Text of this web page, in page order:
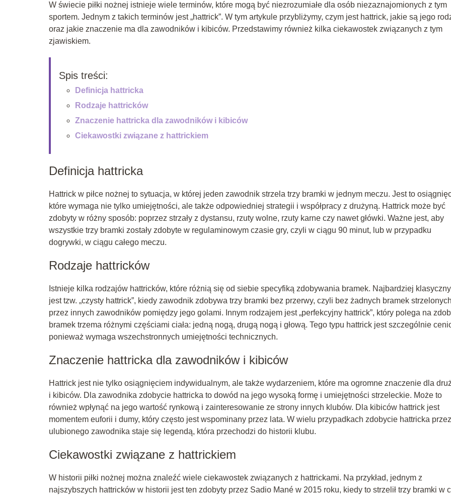
W świecie piłki nożnej istnieje wiele terminów, które mogą być niezrozumiałe dla osób niezaznajomionych z tym
sportem. Jednym z takich terminów jest „hattrick”. W tym artykule przybliżymy, czym jest hattrick, jakie są jego
oraz jakie znaczenie ma dla zawodników i kibiców. Przedstawimy również kilka ciekawostek związanych z tym
zjawiskiem.
Spis treści:
Definicja hattricka
Rodzaje hattricków
Znaczenie hattricka dla zawodników i kibiców
Ciekawostki związane z hattrickiem
Definicja hattricka
Hattrick w piłce nożnej to sytuacja, w której jeden zawodnik strzela trzy bramki w jednym meczu. Jest to
które wymaga nie tylko umiejętności, ale także odpowiedniej strategii i współpracy z drużyną. Hattrick może być
zdobyty w różny sposób: poprzez strzały z dystansu, rzuty wolne, rzuty karne czy nawet główki. Ważne jest, aby
wszystkie trzy bramki zostały zdobyte w regulaminowym czasie gry, czyli w ciągu 90 minut, lub w przypadku
dogrywki, w ciągu całego meczu.
Rodzaje hattricków
Istnieje kilka rodzajów hattricków, które różnią się od siebie specyfiką zdobywania bramek. Najbardziej
jest tzw. „czysty hattrick”, kiedy zawodnik zdobywa trzy bramki bez przerwy, czyli bez żadnych bramek strzelonych
przez innych zawodników pomiędzy jego golami. Innym rodzajem jest „perfekcyjny hattrick”, który polega na
bramek trzema różnymi częściami ciała: jedną nogą, drugą nogą i głową. Tego typu hattrick jest szczególnie
ponieważ wymaga wszechstronnych umiejętności technicznych.
Znaczenie hattricka dla zawodników i kibiców
Hattrick jest nie tylko osiągnięciem indywidualnym, ale także wydarzeniem, które ma ogromne znaczenie dla
i kibiców. Dla zawodnika zdobycie hattricka to dowód na jego wysoką formę i umiejętności strzeleckie. Może to
również wpłynąć na jego wartość rynkową i zainteresowanie ze strony innych klubów. Dla kibiców hattrick jest
momentem euforii i dumy, który często jest wspominany przez lata. W wielu przypadkach zdobycie hattricka przez
ulubionego zawodnika staje się legendą, która przechodzi do historii klubu.
Ciekawostki związane z hattrickiem
W historii piłki nożnej można znaleźć wiele ciekawostek związanych z hattrickami. Na przykład, jednym z
najszybszych hattricków w historii jest ten zdobyty przez Sadio Mané w 2015 roku, kiedy to strzelił trzy bramki w